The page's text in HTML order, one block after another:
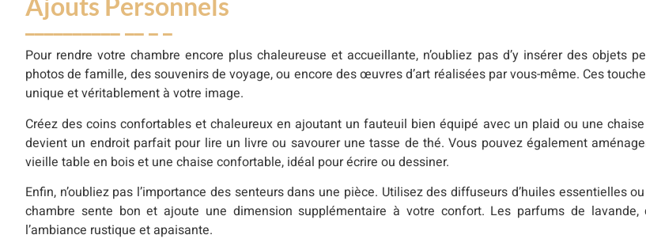
Pour rendre votre chambre encore plus chaleureuse et accueillante, n’oubliez pas d’y insérer des objets
photos de famille, des souvenirs de voyage, ou encore des œuvres d’art réalisées par vous-même. Ces
unique et véritablement à votre image.
Créez des coins confortables et chaleureux en ajoutant un fauteuil bien équipé avec un plaid ou une
devient un endroit parfait pour lire un livre ou savourer une tasse de thé. Vous pouvez également
vieille table en bois et une chaise confortable, idéal pour écrire ou dessiner.
Enfin, n’oubliez pas l’importance des senteurs dans une pièce. Utilisez des diffuseurs d’huiles essentielles
chambre sente bon et ajoute une dimension supplémentaire à votre confort. Les parfums de
l’ambiance rustique et apaisante.